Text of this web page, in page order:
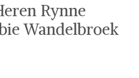
Rynne
Wandelbroek